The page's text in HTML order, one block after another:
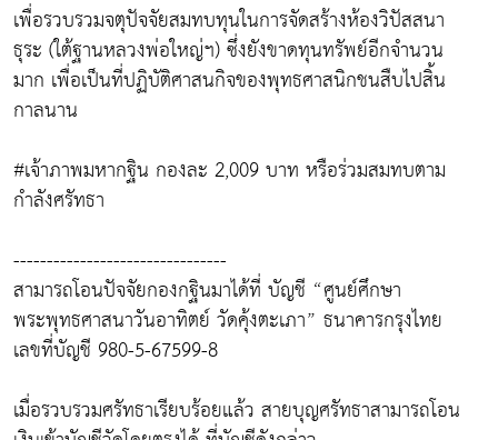
เพื่อรวบรวมจตุปัจจัยสมทบทุนในการจัดสร้างห้องวิปัสสนา
ธุระ (ใต้ฐานหลวงพ่อใหญ่ฯ) ซึ่งยังขาดทุนทรัพย์อีกจำนวน
มาก เพื่อเป็นที่ปฏิบัติศาสนกิจของพุทธศาสนิกชนสืบไปสิ้น
กาลนาน
#เจ้าภาพมหากฐิน กองละ 2,009 บาท หรือร่วมสมทบตาม
กำลังศรัทธา
--------------------------------
สามารถโอนปัจจัยกองกฐินมาได้ที่ บัญชี “ศูนย์ศึกษา
พระพุทธศาสนาวันอาทิตย์ วัดคุ้งตะเภา” ธนาคารกรุงไทย
เลขที่บัญชี 980-5-67599-8
เมื่อรวบรวมศรัทธาเรียบร้อยแล้ว สายบุญศรัทธาสามารถโอน